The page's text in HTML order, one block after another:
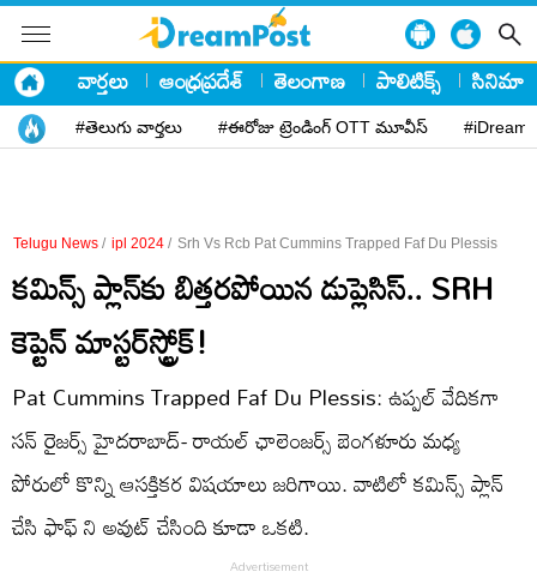
వార్తలు ఆంధ్రప్రదేశ్ తెలంగాణ పాలిటిక్స్ సినిమా
#తెలుగు వార్తలు #ఈరోజు ట్రెండింగ్ OTT మూవీస్
Telugu News / ipl 2024 / Srh Vs Rcb Pat Cummins Trapped Faf Du Plessis
కమిన్స్​ ప్లాన్​కు బిత్తరపోయిన డుప్లెసిస్.. SRH
కెప్టెన్ మాస్టర్​స్ట్రోక్!
Pat Cummins Trapped Faf Du Plessis: ఉప్పల్ వేదికగా
సన్ రైజర్స్ హైదరాబాద్- రాయల్ ఛాలెంజర్స్ బెంగళూరు మధ్య
పోరులో కొన్ని ఆసక్తికర విషయాలు జరిగాయి. వాటిలో కమిన్స్ ప్లాన్
చేసి ఫాఫ్ ని అవుట్ చేసింది కూడా ఒకటి.